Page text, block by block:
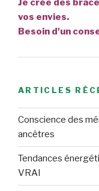
Je crée des
vos envies.
Besoin d'un
ARTICLES
Conscience des
ancêtres
Tendances
VRAI